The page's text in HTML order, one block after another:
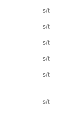
s/t
s/t
s/t
s/t
s/t
s/t